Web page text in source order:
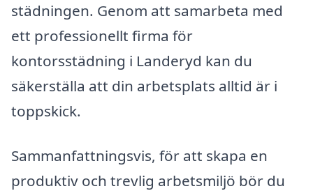
städningen. Genom att samarbeta med
ett professionellt firma för
kontorsstädning i Landeryd kan du
säkerställa att din arbetsplats alltid är i
toppskick.
Sammanfattningsvis, för att skapa en
produktiv och trevlig arbetsmiljö bör du